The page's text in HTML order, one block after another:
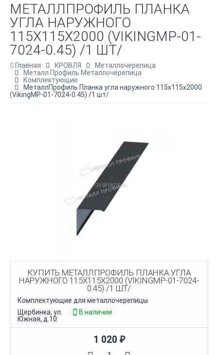
МЕТАЛЛПРОФИЛЬ ПЛАНКА
УГЛА НАРУЖНОГО
115Х115Х2000 (VIKINGMP-01-
7024-0.45) /1 ШТ/
Главная КРОВЛЯ
Металлочерепица
Металл Профиль Металлочерепица
Комплектующие
МеталлПрофиль Планка угла наружного 115х115х2000
(VikingMP-01-7024-0.45) /1 шт/
КУПИТЬ МЕТАЛЛПРОФИЛЬ ПЛАНКА УГЛА
НАРУЖНОГО 115Х115Х2000 (VIKINGMP-01-7024-
0.45) /1 ШТ/
Комплектующие для металлочерепицы
Щербинка, ул.
Южная, д.10:
В наличии
1 020 ₽